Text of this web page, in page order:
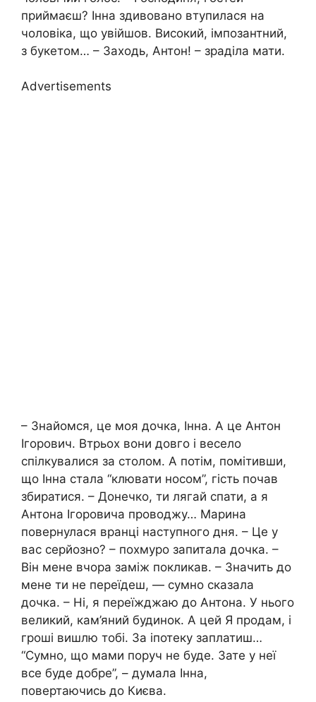
приймаєш? Інна здивовано втупилася на
чоловіка, що увійшов. Високий, імпозантний,
з букетом… – Заходь, Антон! – зраділа мати.
Advertisements
– Знайомся, це моя дочка, Інна. А це Антон
Ігорович. Втрьох вони довго і весело
спілкувалися за столом. А потім, помітивши,
що Інна стала “клювати носом”, гість почав
збиратися. – Донечко, ти лягай спати, а я
Антона Ігоровича проводжу… Марина
повернулася вранці наступного дня. – Це у
вас серйозно? – похмуро запитала дочка. –
Він мене вчора заміж покликав. – Значить до
мене ти не переїдеш, — сумно сказала
дочка. – Ні, я переїжджаю до Антона. У нього
великий, кам’яний будинок. А цей Я продам, і
гроші вишлю тобі. За іпотеку заплатиш…
“Сумно, що мами поруч не буде. Зате у неї
все буде добре”, – думала Інна,
повертаючись до Києва.